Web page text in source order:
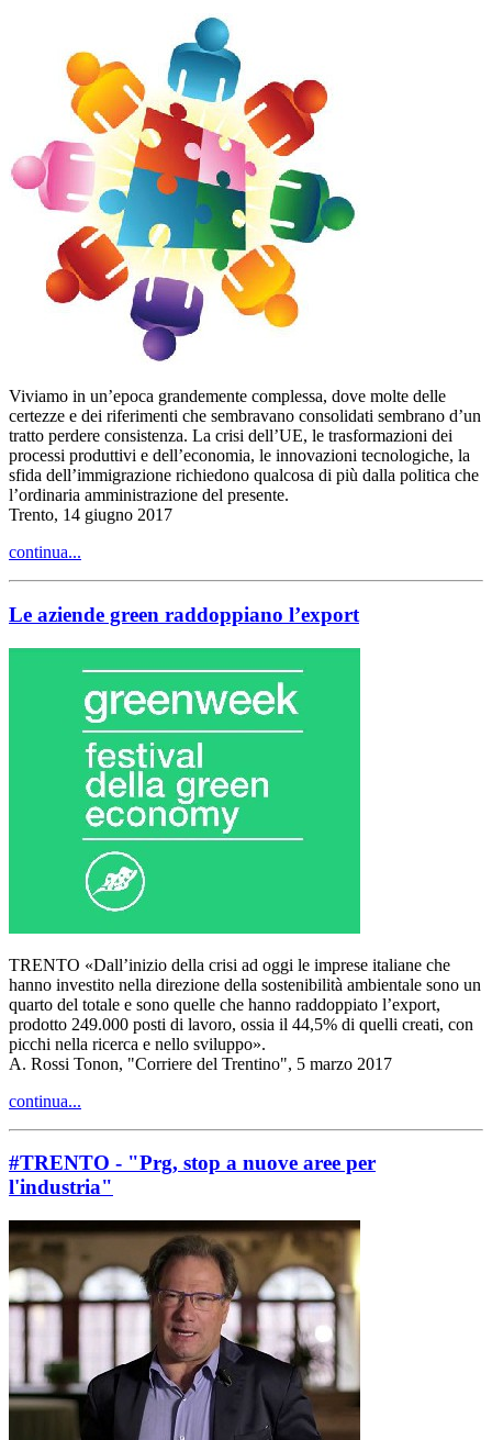
Viviamo in un’epoca grandemente complessa, dove molte delle
certezze e dei riferimenti che sembravano consolidati sembrano d’un
tratto perdere consistenza. La crisi dell’UE, le trasformazioni dei
processi produttivi e dell’economia, le innovazioni tecnologiche, la
sfida dell’immigrazione richiedono qualcosa di più dalla politica che
l’ordinaria amministrazione del presente.
Trento, 14 giugno 2017
continua...
Le aziende green raddoppiano l’export
TRENTO «Dall’inizio della crisi ad oggi le imprese italiane che
hanno investito nella direzione della sostenibilità ambientale sono un
quarto del totale e sono quelle che hanno raddoppiato l’export,
prodotto 249.000 posti di lavoro, ossia il 44,5% di quelli creati, con
picchi nella ricerca e nello sviluppo».
A. Rossi Tonon, "Corriere del Trentino", 5 marzo 2017
continua...
#TRENTO - "Prg, stop a nuove aree per
l'industria"